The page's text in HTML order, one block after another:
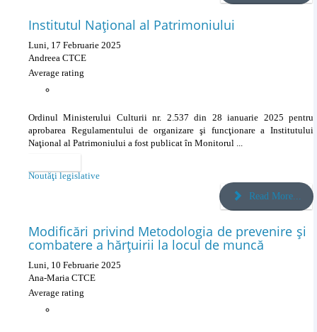
Institutul Naţional al Patrimoniului
Luni, 17 Februarie 2025
Andreea CTCE
Average rating
Ordinul Ministerului Culturii nr. 2.537 din 28 ianuarie 2025 pentru
aprobarea Regulamentului de organizare şi funcţionare a Institutului
Naţional al Patrimoniului a fost publicat în Monitorul ...
Noutăţi legislative
Read More...
Modificări privind Metodologia de prevenire și
combatere a hărțuirii la locul de muncă
Luni, 10 Februarie 2025
Ana-Maria CTCE
Average rating